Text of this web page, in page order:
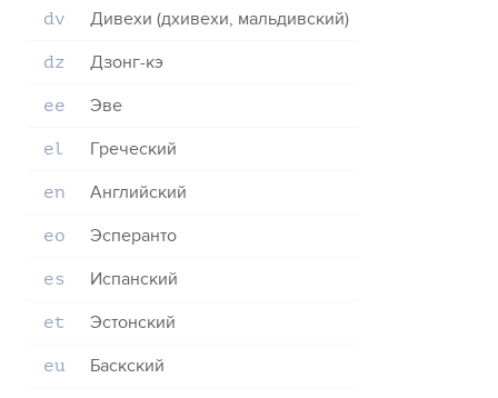
dv Дивехи (дхивехи, мальдивский)
dz Дзонг-кэ
ee Эве
el Греческий
en Английский
eo Эсперанто
es Испанский
et Эстонский
eu Баскский